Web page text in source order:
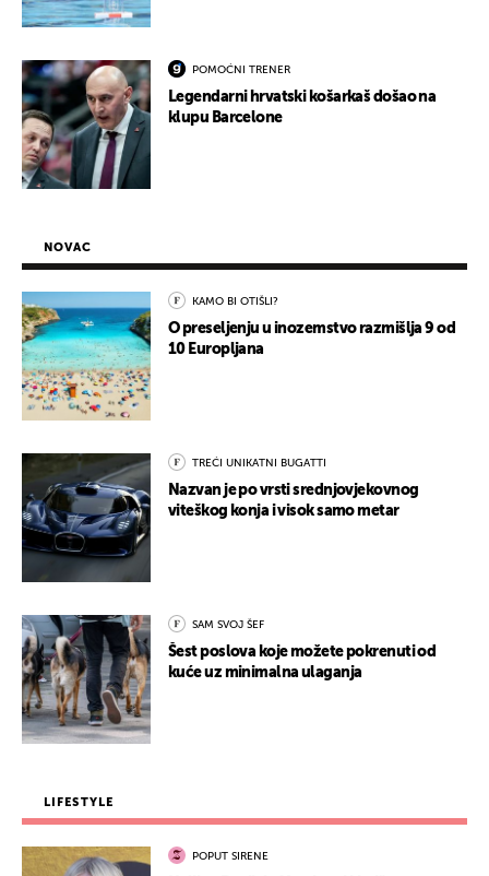
POMOĆNI TRENER
Legendarni hrvatski košarkaš došao na
klupu Barcelone
NOVAC
KAMO BI OTIŠLI?
O preseljenju u inozemstvo razmišlja 9 od
10 Europljana
TREĆI UNIKATNI BUGATTI
Nazvan je po vrsti srednjovjekovnog
viteškog konja i visok samo metar
SAM SVOJ ŠEF
Šest poslova koje možete pokrenuti od
kuće uz minimalna ulaganja
LIFESTYLE
POPUT SIRENE